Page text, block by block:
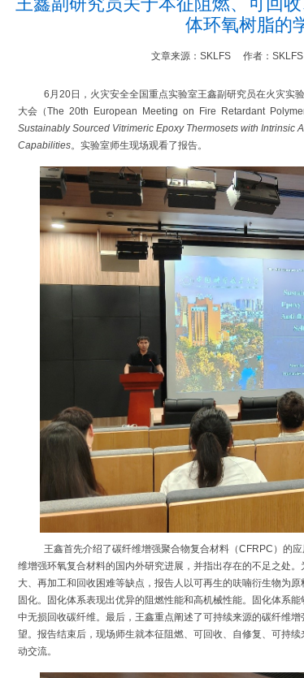
体环氧树脂的
文章来源： SKLFS 作者： SKLFS
6 月 20日，火灾安全全国重点实验室王鑫副研究员在火灾实
大会（The 20th European Meeting on Fire Retardant
Sustainably Sourced Vitrimeric Epoxy Thermosets with Intrinsic
Capabilities。实验室师生现场观看了报告。
王鑫首先介绍了碳纤维增强聚合物复合材料（CFRPC ）的
维增强环氧复合材料的国内外研究进展，并指出存在的不足之处
大、再加工和回收困难等缺点，报告人以可再生的呋喃衍生物为
固化。固化体系表现出优异的阻燃性能和高机械性能。固化体系
中无损回收碳纤维。最后，王鑫重点阐述了可持续来源的碳纤维增
望。 报告结束后，现场师生就本征阻燃、可回收、自修复、可持
动交流。